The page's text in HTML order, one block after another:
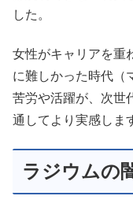
した。
女性がキャリアを重
に難しかった時代（
苦労や活躍が、次世
通してより実感しま
ラジウムの